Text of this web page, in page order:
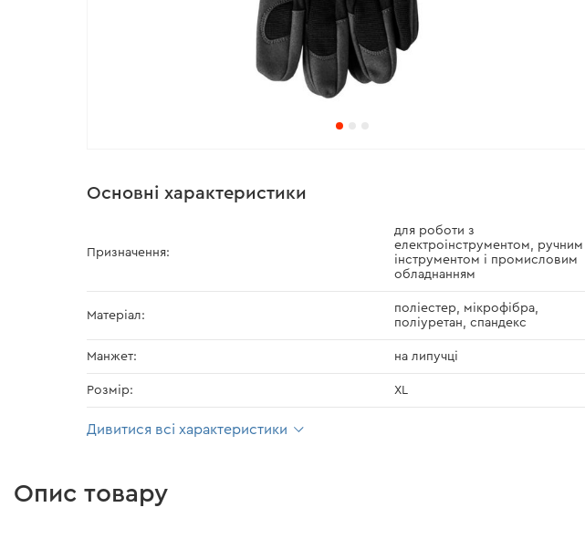
Основні характеристики
Призначення:
для роботи з
електроінструментом, ручним
інструментом і промисловим
обладнанням
Матеріал:
поліестер, мікрофібра,
поліуретан, спандекс
Манжет: на липучці
Розмір: XL
Дивитися всі характеристики
Опис товару